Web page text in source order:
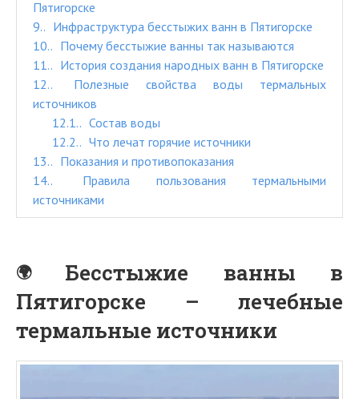
Пятигорске
9.
Инфраструктура бесстыжих ванн в Пятигорске
10.
Почему бесстыжие ванны так называются
11.
История создания народных ванн в Пятигорске
12.
Полезные свойства воды термальных
источников
12.1.
Состав воды
12.2.
Что лечат горячие источники
13.
Показания и противопоказания
14.
Правила пользования термальными
источниками
Бесстыжие ванны в
Пятигорске – лечебные
термальные источники